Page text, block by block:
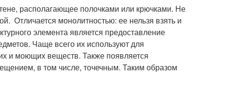
располагающее полочками или крючками. Не
Отличается монолитностью: ее нельзя взять и
элемента является предоставление
Чаще всего их используют для
и моющих веществ. Также появляется
в том числе, точечным. Таким образом